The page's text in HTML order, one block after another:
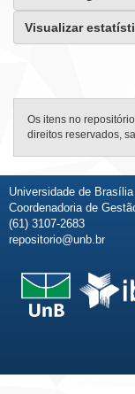
Visualizar
Os itens no
direitos reservados,
Universidade de
Coordenadoria de
(61) 3107-2683
repositorio@unb.br